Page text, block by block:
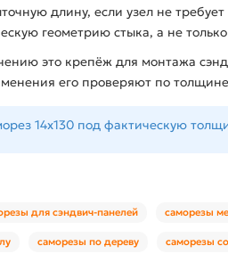
длину, если узел не
геометрию стыка, а не
это крепёж для монтажа
его проверяют по
14x130 под фактическую
для сэндвич-панелей саморезы
саморезы по дереву саморезы